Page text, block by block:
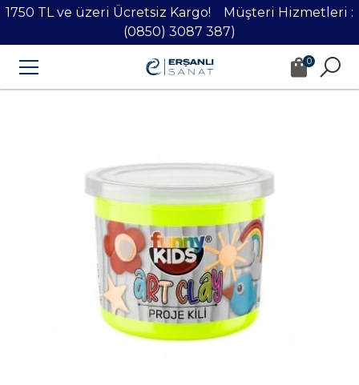
1750 TL ve üzeri Ücretsiz Kargo! Müşteri Hizmetleri :
(0850) 3087 387)
0